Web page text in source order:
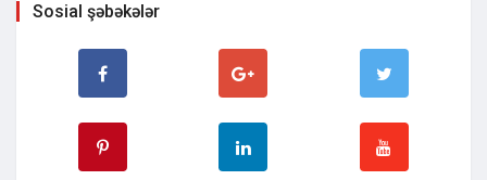
Sosial şəbəkələr